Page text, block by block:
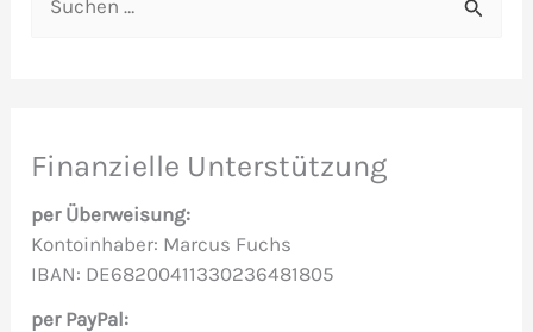
e
n
a
c
Finanzielle Unterstützung
per Überweisung:
Kontoinhaber: Marcus Fuchs
IBAN: DE68200411330236481805
per PayPal: